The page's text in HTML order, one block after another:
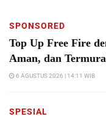
SPONSORED
Top Up Free Fire
Aman, dan
6 AGUSTUS 2026 | 14:11 WIB
SPESIAL